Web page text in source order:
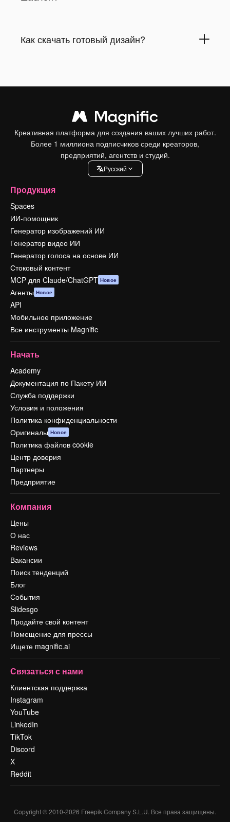
Как скачать готовый дизайн?
Креативная платформа для создания ваших лучших работ.
Более 1 миллиона подписчиков среди креаторов,
предприятий, агентств и студий.
Pусский
Продукция
Spaces
ИИ-помощник
Генератор изображений ИИ
Генератор видео ИИ
Генератор голоса на основе ИИ
Стоковый контент
MCP для Claude/ChatGPT Новое
Агенты Новое
API
Мобильное приложение
Все инструменты Magnific
Начать
Academy
Документация по Пакету ИИ
Служба поддержки
Условия и положения
Политика конфиденциальности
Оригиналы Новое
Политика файлов cookie
Центр доверия
Партнеры
Предприятие
Компания
Цены
О нас
Reviews
Вакансии
Поиск тенденций
Блог
События
Slidesgo
Продайте свой контент
Помещение для прессы
Ищете magnific.ai
Связаться с нами
Клиентская поддержка
Instagram
YouTube
LinkedIn
TikTok
Discord
X
Reddit
Copyright © 2010-2026 Freepik Company S.L.U. Все права защищены.